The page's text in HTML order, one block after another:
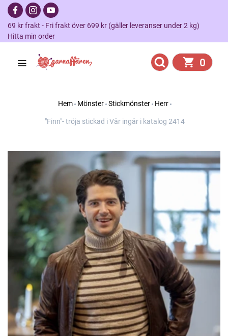
69 kr frakt - Fri frakt över 699 kr (gäller leveranser under 2 kg)
Hitta min order
0
Hem Mönster Stickmönster Herr
"Finn"- tröja stickad i Vår ingår i katalog 2414